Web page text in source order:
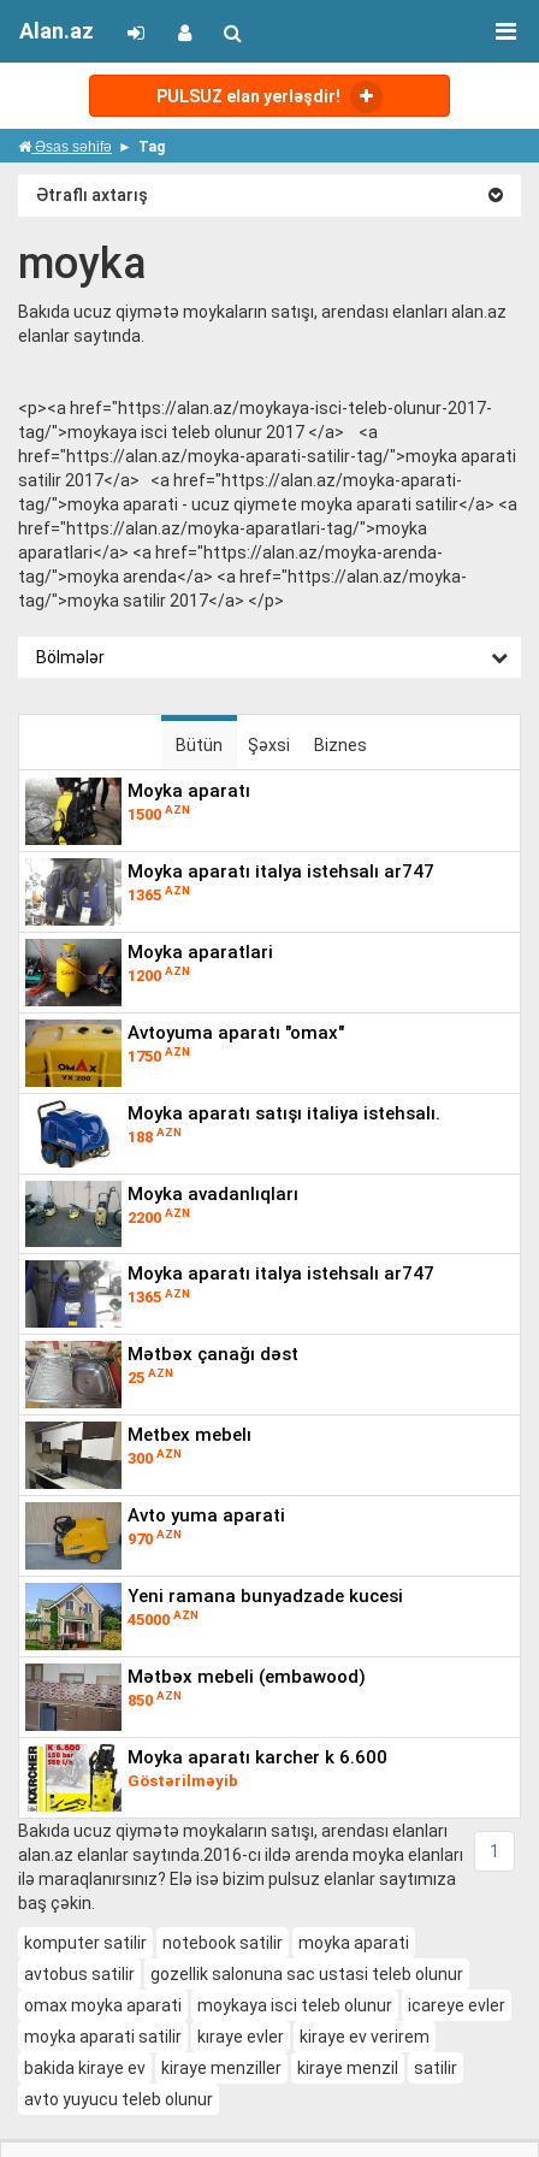
PULSUZ elan yerləşdir!
Alan.az
Əsas səhifə Tag
Ətraflı axtarış
moyka
Bakıda ucuz qiymətə moykaların satışı, arendası elanları alan.az
elanlar saytında.
<p><a href="https://alan.az/moykaya-isci-teleb-olunur-2017-
tag/">moykaya isci teleb olunur 2017 </a> <a
href="https://alan.az/moyka-aparati-satilir-tag/">moyka aparati
satilir 2017</a> <a href="https://alan.az/moyka-aparati-
tag/">moyka aparati - ucuz qiymete moyka aparati satilir</a> <a
href="https://alan.az/moyka-aparatlari-tag/">moyka
aparatlari</a> <a href="https://alan.az/moyka-arenda-
tag/">moyka arenda</a> <a href="https://alan.az/moyka-
tag/">moyka satilir 2017</a> </p>
Bölmələr
Bütün Şəxsi Biznes
moyka aparatı
1500 AZN
moyka aparatı i̇talya istehsalı ar747
1365 AZN
moyka aparatlari
1200 AZN
avtoyuma aparatı "omax"
1750 AZN
moyka aparatı satışı i̇taliya istehsalı.
188 AZN
moyka avadanlıqları
2200 AZN
moyka aparatı i̇talya istehsalı ar747
1365 AZN
mətbəx çanağı dəst
25 AZN
metbex mebelı
300 AZN
avto yuma aparati
970 AZN
yeni ramana bunyadzade kucesi
45000 AZN
mətbəx mebeli (embawood)
850 AZN
moyka aparatı karcher k 6.600
Göstərilməyib
1
Bakıda ucuz qiymətə moykaların satışı, arendası elanları
alan.az elanlar saytında.2016-cı ildə arenda moyka elanları
ilə maraqlanırsınız? Elə isə bizim pulsuz elanlar saytımıza
baş çəkin.
komputer satilir notebook satilir
moyka aparati
avtobus satilir
gozellik salonuna sac ustasi teleb olunur
omax moyka aparati
moykaya isci teleb olunur
icareye evler
moyka aparati satilir
kıraye evler
kiraye ev verirem
bakida kiraye ev
kiraye menziller kiraye menzil
satilir
avto yuyucu teleb olunur